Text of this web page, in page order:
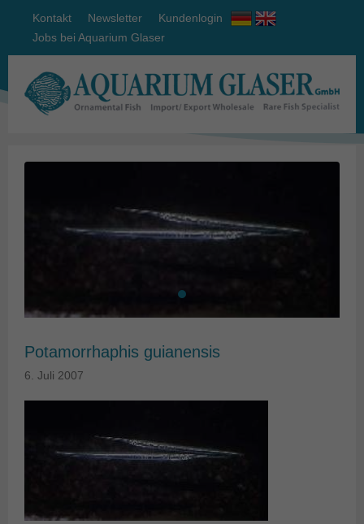
Kontakt Newsletter
Kundenlogin
Jobs bei Aquarium Glaser
Potamorrhaphis guianensis
6. Juli 2007